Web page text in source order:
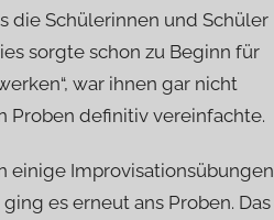
die Schülerinnen und Schüler
sorgte schon zu Beginn für
war ihnen gar nicht
Proben definitiv vereinfachte.
einige Improvisationsübungen
es erneut ans Proben. Das